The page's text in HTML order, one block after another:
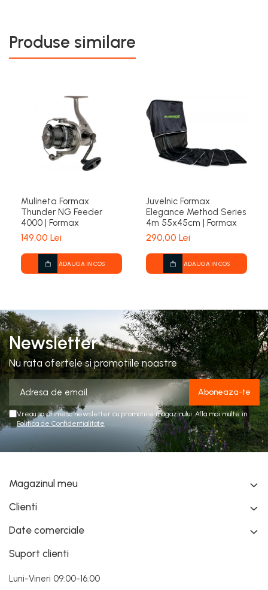
Produse similare
Mulineta Formax
Thunder NG Feeder
4000 | Formax
149,00 Lei
ADAUGA IN COS
Juvelnic Formax
Elegance Method Series
4m 55x45cm | Formax
290,00 Lei
ADAUGA IN COS
Newsletter
Nu rata ofertele si promotiile noastre
Vreau sa primesc newsletter cu promotiile magazinului. Afla mai multe in
Politica de Confidentialitate
Magazinul meu
Clienti
Date comerciale
Suport clienti
Luni-Vineri 09:00-16:00